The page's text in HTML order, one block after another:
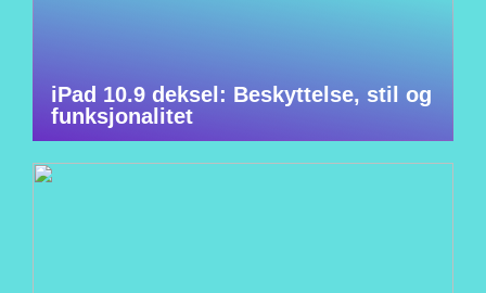
iPad 10.9 deksel: Beskyttelse, stil og
funksjonalitet